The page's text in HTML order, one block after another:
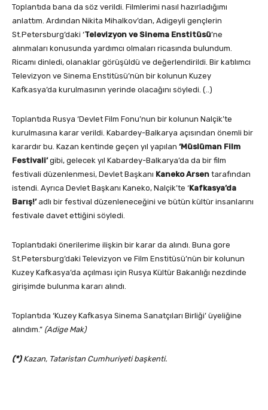
Toplantıda bana da söz verildi. Filmlerimi nasıl hazırladığımı
anlattım. Ardından Nikita Mihalkov’dan, Adigeyli gençlerin
St.Petersburg’daki ‘Televizyon ve Sinema Enstitüsü’ne
alınmaları konusunda yardımcı olmaları ricasında bulundum.
Ricamı dinledi, olanaklar görüşüldü ve değerlendirildi. Bir katılımcı
Televizyon ve Sinema Enstitüsü’nün bir kolunun Kuzey
Kafkasya’da kurulmasının yerinde olacağını söyledi. (..)
Toplantıda Rusya ‘Devlet Film Fonu’nun bir kolunun Nalçik’te
kurulmasına karar verildi. Kabardey-Balkarya açısından önemli bir
karardır bu. Kazan kentinde geçen yıl yapılan ‘Müslüman Film
Festivali’gibi, gelecek yıl Kabardey-Balkarya’da da bir film
festivali düzenlenmesi, Devlet Başkanı Kaneko Arsen tarafından
istendi. Ayrıca Devlet Başkanı Kaneko, Nalçik’te ‘Kafkasya’da
Barış!’adlı bir festival düzenleneceğini ve bütün kültür insanlarını
festivale davet ettiğini söyledi.
Toplantıdaki önerilerime ilişkin bir karar da alındı. Buna gore
St.Petersburg’daki Televizyon ve Film Enstitüsü’nün bir kolunun
Kuzey Kafkasya’da açılması için Rusya Kültür Bakanlığı nezdinde
girişimde bulunma kararı alındı.
Toplantıda ‘Kuzey Kafkasya Sinema Sanatçıları Birliği’ üyeliğine
alındım.” (Adige Mak)
(*)Kazan, Tataristan Cumhuriyeti başkenti.